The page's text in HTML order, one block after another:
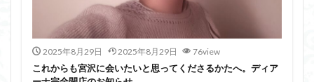
2025年8月29日 2025年8月29日 76view
これからも宮沢に会いたいと思ってくださるかたへ。ディア